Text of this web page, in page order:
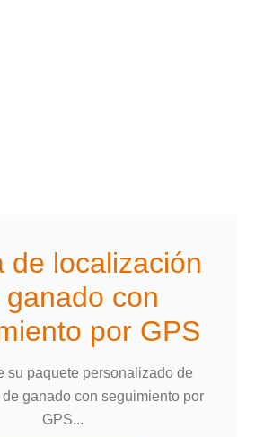
de localización
ganado con
por GPS
su paquete personalizado de
ganado con seguimiento por
GPS...